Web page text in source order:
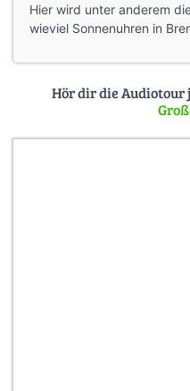
Hier wird unter anderem
wieviel Sonnenuhren in
Hör dir die Audiotour